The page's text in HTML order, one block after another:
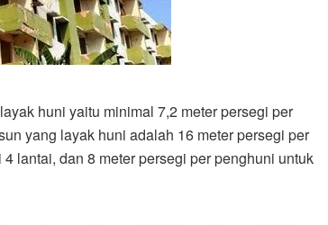
huni yaitu minimal 7,2 meter persegi per
yang layak huni adalah 16 meter persegi per
lantai, dan 8 meter persegi per penghuni untuk